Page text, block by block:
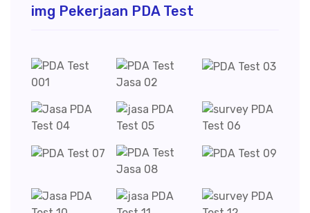
img Pekerjaan PDA Test